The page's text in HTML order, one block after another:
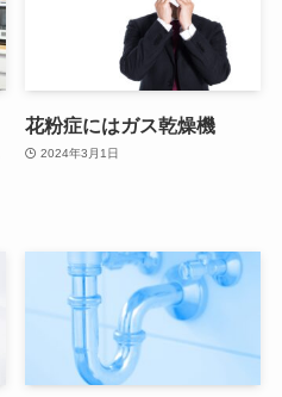
花粉症にはガス乾燥機
2024年3月1日